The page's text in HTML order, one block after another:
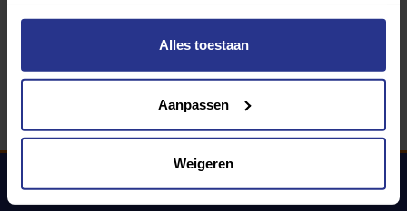
Alles toestaan
Aanpassen
Weigeren